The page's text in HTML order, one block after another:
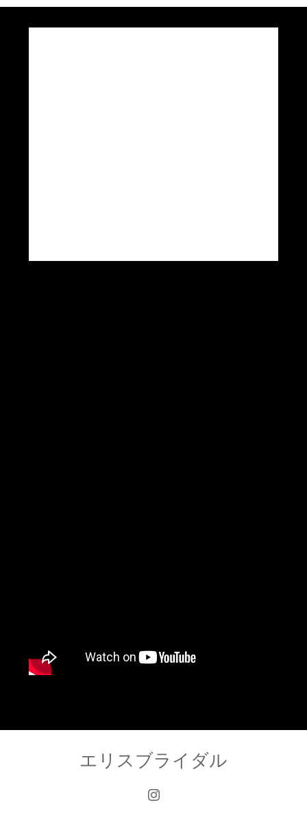
エリスブライダル